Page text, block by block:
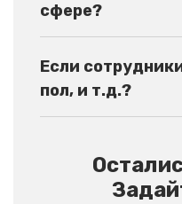
сфере?
Если
пол, и т.д.?